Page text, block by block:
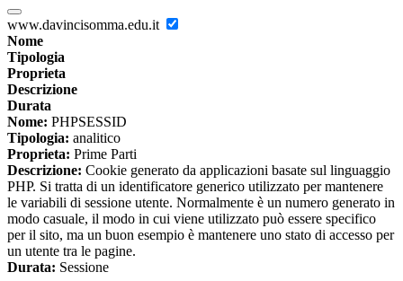
www.davincisomma.edu.it
Nome
Tipologia
Proprieta
Descrizione
Durata
Nome: PHPSESSID
Tipologia: analitico
Proprieta: Prime Parti
Descrizione: Cookie generato da applicazioni basate sul linguaggio
PHP. Si tratta di un identificatore generico utilizzato per mantenere
le variabili di sessione utente. Normalmente è un numero generato in
modo casuale, il modo in cui viene utilizzato può essere specifico
per il sito, ma un buon esempio è mantenere uno stato di accesso per
un utente tra le pagine.
Durata: Sessione